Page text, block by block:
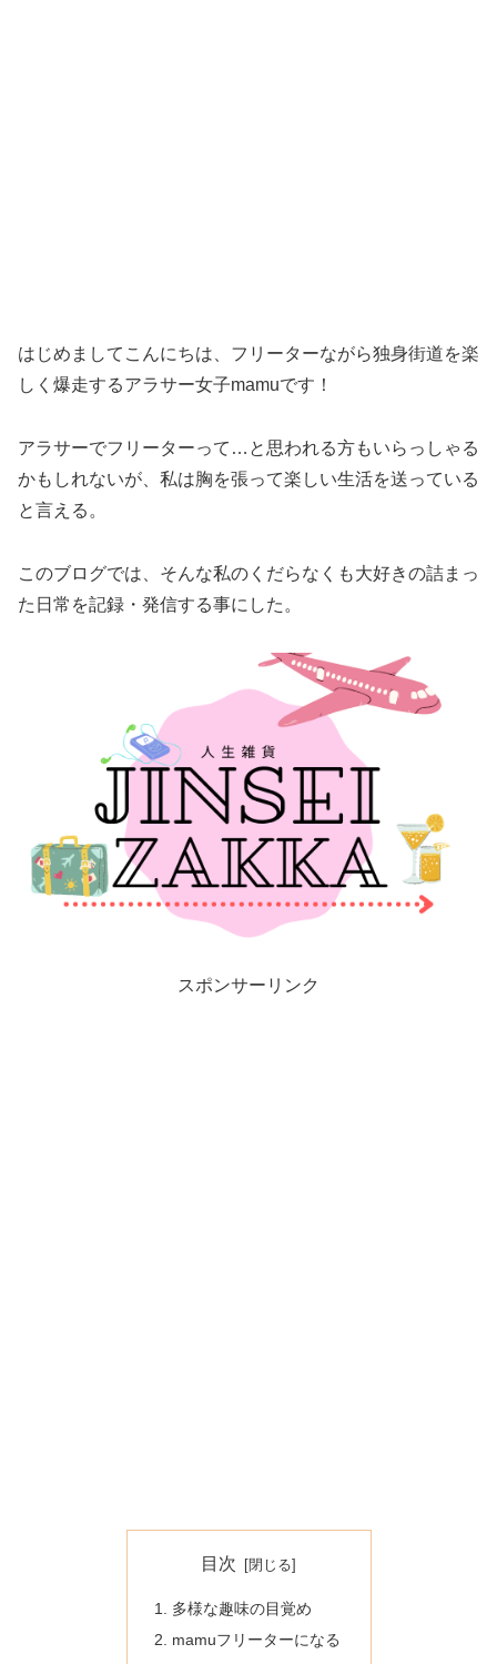
はじめましてこんにちは、フリーターながら独身街道を楽
しく爆走するアラサー女子mamuです！
アラサーでフリーターって…と思われる方もいらっしゃる
かもしれないが、私は胸を張って楽しい生活を送っている
と言える。
このブログでは、そんな私のくだらなくも大好きの詰まっ
た日常を記録・発信する事にした。
スポンサーリンク
目次
多様な趣味の目覚め
mamuフリーターになる